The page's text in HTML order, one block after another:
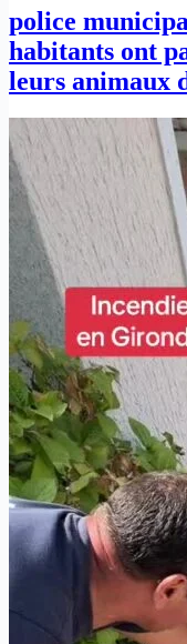
police
habitants ont
leurs animaux